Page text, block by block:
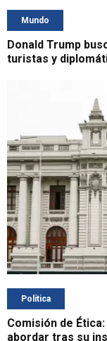
Mundo
Donald Trump
turistas y
Política
Comisión de
abordar tras su